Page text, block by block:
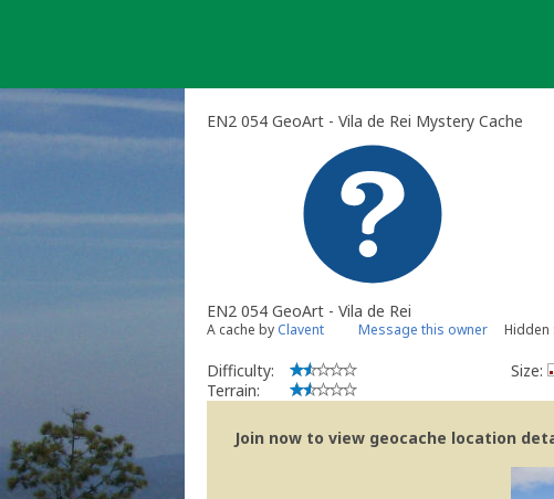
EN2 054 GeoArt - Vila de Rei Mystery Cache
EN2 054 GeoArt - Vila de Rei
A cache by Clavent Message this owner Hidden
Difficulty:
Terrain:
Size:
Join now to view geocache location